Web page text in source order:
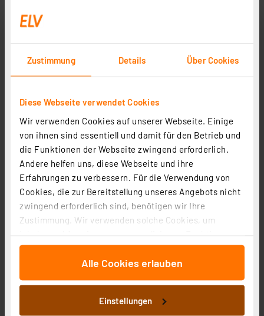
Zustimmung Details Über Cookies
Diese Webseite verwendet Cookies
Wir verwenden Cookies auf unserer Webseite. Einige
von ihnen sind essentiell und damit für den Betrieb und
die Funktionen der Webseite zwingend erforderlich.
Andere helfen uns, diese Webseite und ihre
Erfahrungen zu verbessern. Für die Verwendung von
Cookies, die zur Bereitstellung unseres Angebots nicht
zwingend erforderlich sind, benötigen wir Ihre
Zustimmung. Wir verwenden solche Cookies, um
für soziale Medien anbieten zu können und die Zugriffe
auf unsere Website zu analysieren. Außerdem geben
wir Informationen zu Ihrer Verwendung unserer Website
an unsere Partner für soziale Medien, Werbung und
Analysen weiter. Unsere Partner führen diese
Alle Cookies erlauben
Einstellungen
Homematic IP Smart Home Heizkörperthermostat – flex,
HmIP-eTRV-F
Artikel-Nr. 160230
2 3 4 5 (2)
zzgl. MwSt.
Informationen zu Versandkosten